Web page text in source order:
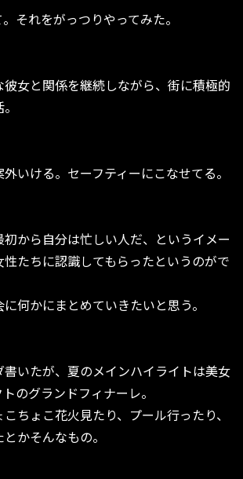
それをがっつりやってみた。
彼女と関係を継続しながら、街に積極的
いける。セーフティーにこなせてる。
から自分は忙しい人だ、というイメー
たちに認識してもらったというのがで
何かにまとめていきたいと思う。
書いたが、夏のメインハイライトは美女
のグランドフィナーレ。
ちょこ花火見たり、プール行ったり、
かそんなもの。